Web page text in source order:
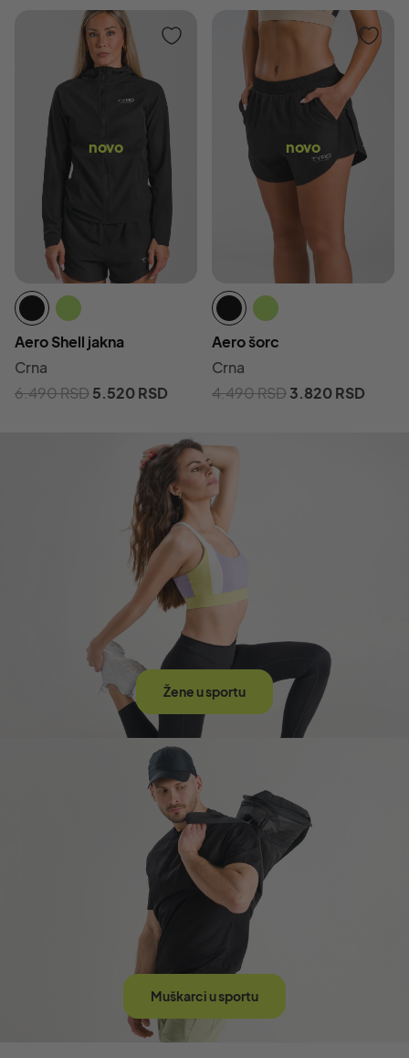
novo
Aero Shell jakna
Crna
6.490RSD5.520RSD
novo
Aero šorc
Crna
4.490RSD3.820RSD
Žene u sportu
Muškarci u sportu